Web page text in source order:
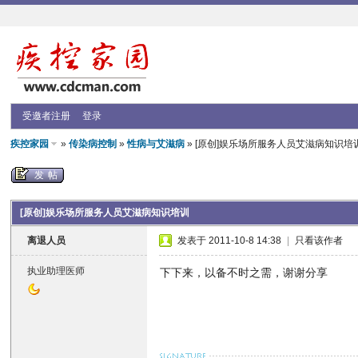
受邀者注册 登录
疾控家园 »传染病控制 »性病与艾滋病 » [原创]娱乐场所服务人员艾滋病知识培
发帖
[原创]娱乐场所服务人员艾滋病知识培训
离退人员
执业助理医师
发表于 2011-10-8 14:38 只看该作者
下下来，以备不时之需，谢谢分享